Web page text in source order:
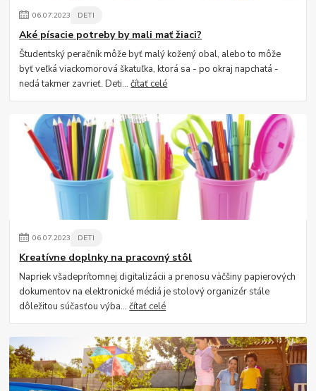
06.07.2023 DETI
Aké písacie potreby by mali mať žiaci?
Študentský peračník môže byť malý kožený obal, alebo to môže
byť veľká viackomorová škatuľka, ktorá sa - po okraj napchatá -
nedá takmer zavrieť. Deti...čítať celé
06.07.2023 DETI
Kreatívne doplnky na pracovný stôl
Napriek všadeprítomnej digitalizácii a prenosu väčšiny papierových
dokumentov na elektronické médiá je stolový organizér stále
dôležitou súčasťou výba...čítať celé